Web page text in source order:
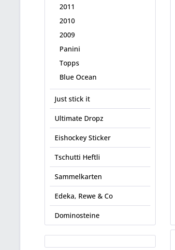
2011
2010
2009
Panini
Topps
Blue Ocean
Just stick it
Ultimate Dropz
Eishockey Sticker
Tschutti Heftli
Sammelkarten
Edeka, Rewe & Co
Dominosteine